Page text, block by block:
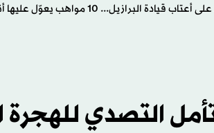
خيتافي ودياً رغم النقص العددي
التصدي للهجرة